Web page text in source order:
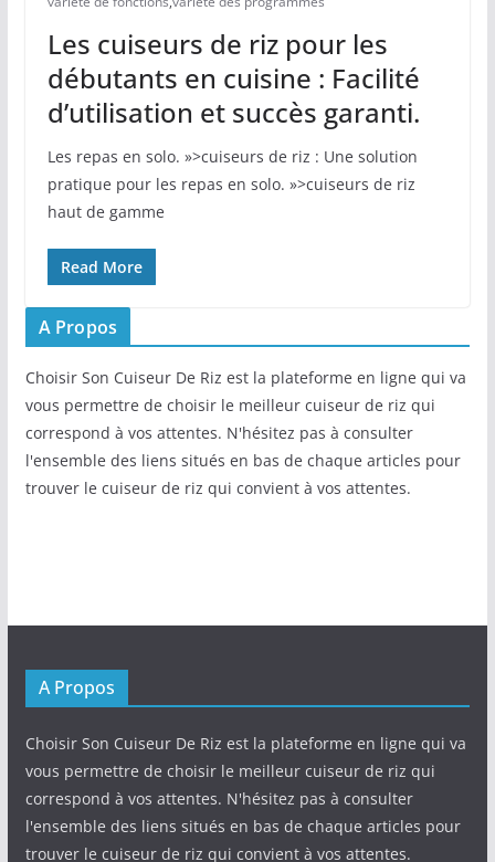
Les cuiseurs de riz pour les
débutants en cuisine : Facilité
d’utilisation et succès garanti.
Les repas en solo. »>cuiseurs de riz : Une solution
pratique pour les repas en solo. »>cuiseurs de riz
haut de gamme
Read More
A Propos
Choisir Son Cuiseur De Riz est la plateforme en ligne qui va
vous permettre de choisir le meilleur cuiseur de riz qui
correspond à vos attentes. N'hésitez pas à consulter
l'ensemble des liens situés en bas de chaque articles pour
trouver le cuiseur de riz qui convient à vos attentes.
A Propos
Choisir Son Cuiseur De Riz est la plateforme en ligne qui va
vous permettre de choisir le meilleur cuiseur de riz qui
correspond à vos attentes. N'hésitez pas à consulter
l'ensemble des liens situés en bas de chaque articles pour
trouver le cuiseur de riz qui convient à vos attentes.